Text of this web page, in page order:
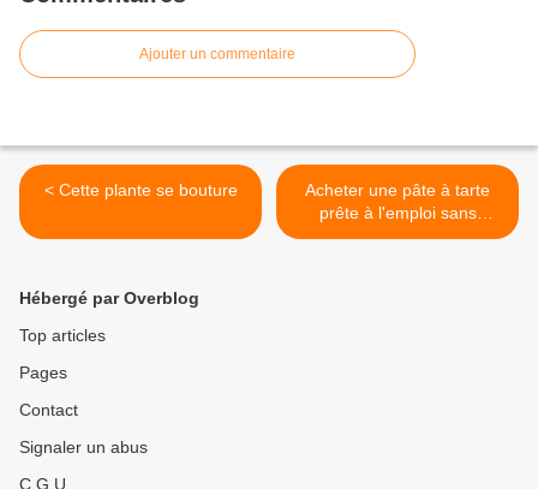
Ajouter un commentaire
< Cette plante se bouture
Acheter une pâte à tarte
prête à l'emploi sans
conservateurs >
Hébergé par Overblog
Top articles
Pages
Contact
Signaler un abus
C.G.U.